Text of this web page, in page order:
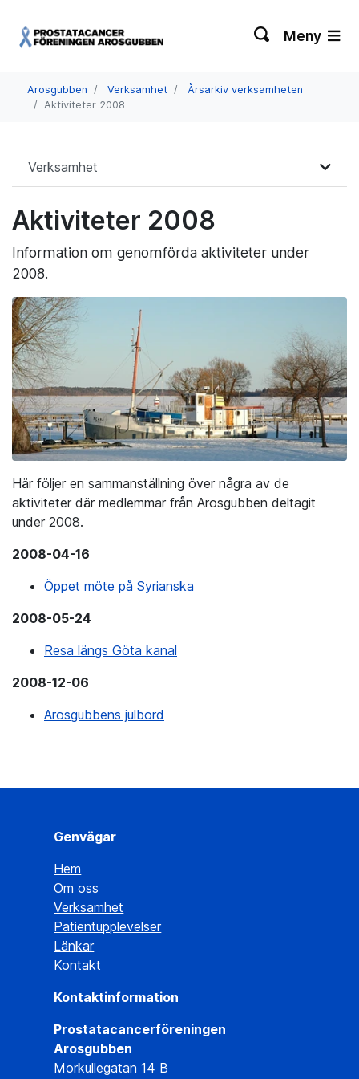
Meny
Arosgubben Verksamhet
Årsarkiv verksamheten
Aktiviteter 2008
Verksamhet
Aktiviteter 2008
Information om genomförda aktiviteter under
2008.
Här följer en sammanställning över några av de
aktiviteter där medlemmar från Arosgubben deltagit
under 2008.
2008-04-16
Öppet möte på Syrianska
2008-05-24
Resa längs Göta kanal
2008-12-06
Arosgubbens julbord
Genvägar
Hem
Om oss
Verksamhet
Patientupplevelser
Länkar
Kontakt
Kontaktinformation
Prostatacancerföreningen
Arosgubben
Morkullegatan 14 B